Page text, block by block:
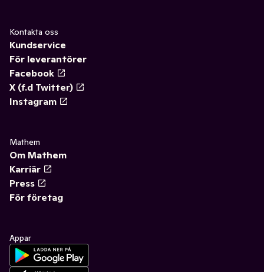
Kontakta oss
Kundservice
För leverantörer
Facebook
X (f.d Twitter)
Instagram
Mathem
Om Mathem
Karriär
Press
För företag
Appar